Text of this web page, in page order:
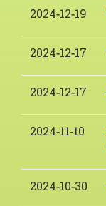
2024-12-19
2024-12-17
2024-12-17
2024-11-10
2024-10-30